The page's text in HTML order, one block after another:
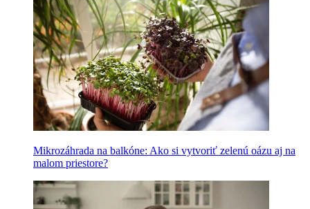
Mikrozáhrada na balkóne: Ako si vytvoriť zelenú oázu aj na
malom priestore?